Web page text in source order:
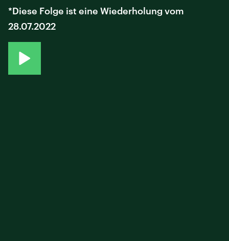
*Diese Folge ist eine Wiederholung vom
28.07.2022